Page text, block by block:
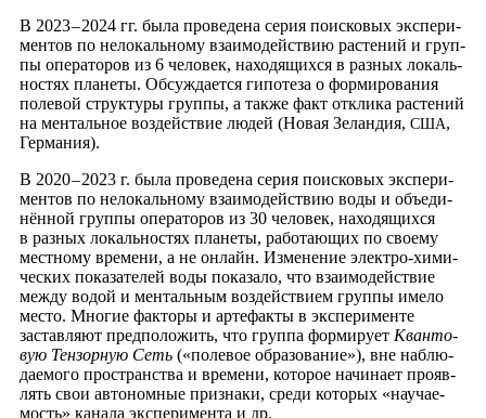
В 2023 – 2024 гг. была про­ве­де­на серия поис­ко­вых экс­пе­ри­
мен­тов по нело­каль­но­му вза­и­мо­дей­ствию рас­те­ний и груп­
пы опе­ра­то­ров из 6 чело­век, нахо­дя­щих­ся в раз­ных локаль­
но­стях пла­не­ты. Обсуж­да­ет­ся гипо­те­за о фор­ми­ро­ва­ния
поле­вой струк­ту­ры груп­пы, а так­же факт откли­ка рас­те­ний
на мен­таль­ное воз­дей­ствие людей (Новая Зелан­дия, США,
Гер­ма­ния).
В 2020 – 2023 г. была про­ве­де­на серия поис­ко­вых экс­пе­ри­
мен­тов по нело­каль­но­му вза­и­мо­дей­ствию воды и объ­еди­
нён­ной груп­пы опе­ра­то­ров из 30 чело­век, нахо­дя­щих­ся
в раз­ных локаль­но­стях пла­не­ты, рабо­та­ю­щих по сво­е­му
мест­но­му вре­ме­ни, а не онлайн. Изме­не­ние элек­тро-хими­
че­ских пока­за­те­лей воды пока­за­ло, что вза­и­мо­дей­ствие
меж­ду водой и мен­таль­ным воз­дей­стви­ем груп­пы име­ло
место. Мно­гие фак­то­ры и арте­фак­ты в экс­пе­ри­мен­те
застав­ля­ют пред­по­ло­жить, что груп­па фор­ми­ру­ет Кван­то­
вую Тен­зор­ную Сеть («поле­вое обра­зо­ва­ние»), вне наблю­
да­е­мо­го про­стран­ства и вре­ме­ни, кото­рое начи­на­ет про­яв­
лять свои авто­ном­ные при­зна­ки, сре­ди кото­рых «науча­е­
мость» кана­ла экс­пе­ри­мен­та и др.